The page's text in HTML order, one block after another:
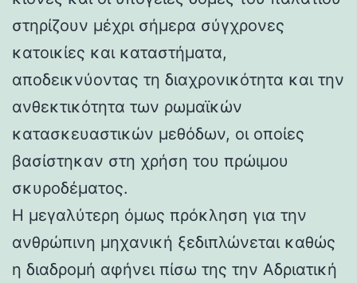
στηρίζουν μέχρι σήμερα σύγχρονες
κατοικίες και καταστήματα,
αποδεικνύοντας τη διαχρονικότητα και την
ανθεκτικότητα των ρωμαϊκών
κατασκευαστικών μεθόδων, οι οποίες
βασίστηκαν στη χρήση του πρώιμου
σκυροδέματος.
Η μεγαλύτερη όμως πρόκληση για την
ανθρώπινη μηχανική ξεδιπλώνεται καθώς
η διαδρομή αφήνει πίσω της την Αδριατική